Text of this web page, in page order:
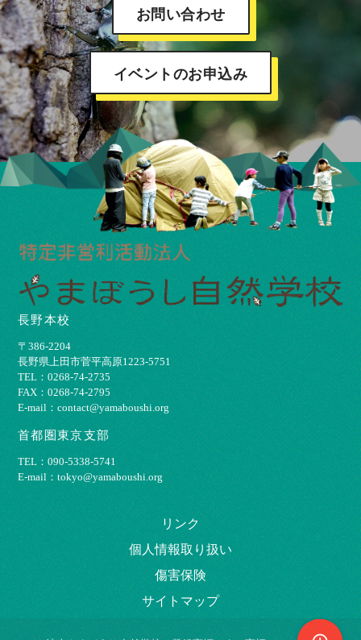
お問い合わせ
イベントのお申込み
長野本校
〒386-2204
⻑野県上⽥市菅平⾼原1223-5751
TEL：0268-74-2735
FAX：0268-74-2795
E-mail：contact@yamaboushi.org
首都圏東京支部
TEL：090-5338-5741
E-mail：tokyo@yamaboushi.org
リンク
個⼈情報取り扱い
傷害保険
サイトマップ